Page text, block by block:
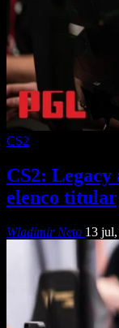
CS2
CS2:
elenco
Wladimir Neto 13